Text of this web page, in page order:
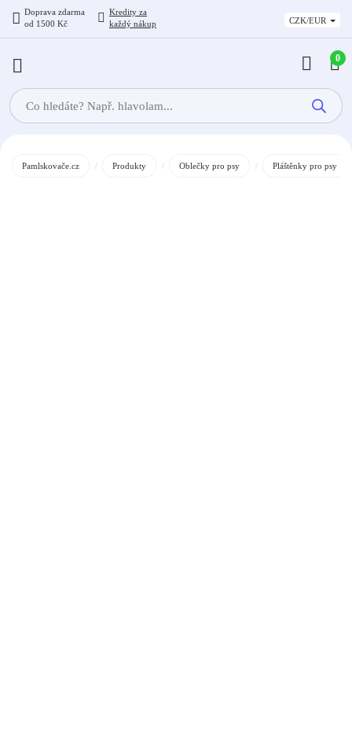
Doprava zdarma
od 1500 Kč
Kredity za
každý nákup
CZK/EUR
Products
search
0
Pamlskovače.cz / Produkty / Oblečky pro psy / Pláštěnky pro psy